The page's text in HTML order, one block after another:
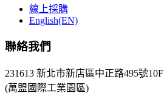
線上採購
English(EN)
聯絡我們
231613 新北市新店區中正路495號10F
(萬盟國際工業園區)